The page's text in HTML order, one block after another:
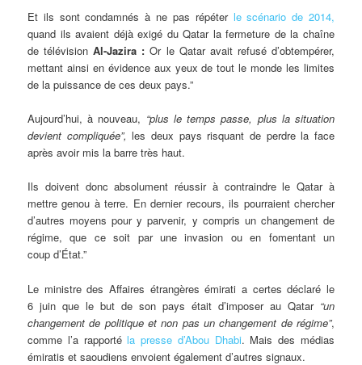
Et ils sont condamnés à ne pas répéter le scénario de 2014,
quand ils avaient déjà exigé du Qatar la fermeture de la chaîne
de télévisionAl-Jazira : Or le Qatar avait refusé d’obtempérer,
mettant ainsi en évidence aux yeux de tout le monde les limites
de la puissance de ces deux pays.”
Aujourd’hui, à nouveau, “plus le temps passe, plus la situation
devient compliquée”,les deux pays risquant de perdre la face
après avoir mis la barre très haut.
Ils doivent donc absolument réussir à contraindre le Qatar à
mettre genou à terre. En dernier recours, ils pourraient chercher
d’autres moyens pour y parvenir, y compris un changement de
régime, que ce soit par une invasion ou en fomentant un
coup d’État.”
Le ministre des Affaires étrangères émirati a certes déclaré le
6 juin que le but de son pays était d’imposer au Qatar “un
changement de politique et non pas un changement de régime”,
comme l’a rapportéla presse d’Abou Dhabi. Mais des médias
émiratis et saoudiens envoient également d’autres signaux.